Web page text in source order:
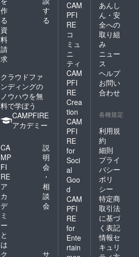
作
る
す
る
資
料
請
求
クラウドファ
ンディングの
ノウハウを無
料で学ぼう
CAMPFIRE
アカデミー
CA
MP
FI
RE
ア
カ
デ
ミ
ー
と
は
説
明
会
・
相
談
会
ク
サ
CAM
PFI
RE
コ
ミュ
ニ
ティ
CAM
PFI
RE
Crea
tion
CAM
PFI
RE
for
Soci
al
Goo
d
CAM
PFI
RE
for
Ente
rtain
あんし
ん・安
全への
取り組
み
ニュー
ス
ヘルプ
お問い
合わせ
各種規定
利用規
約
細則
プライ
バシー
ポリ
シー
特定商
取引法
に基づ
く表記
情報セ
キュリ